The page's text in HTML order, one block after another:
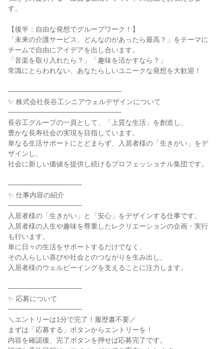
す。
【後半：自由な発想でグループワーク！】
「未来の介護サービス、どんなのがあったら最高？」をテーマに
チームで自由にアイデアを出し合います。
「音楽を取り入れたら？」「趣味を活かすなら？」
常識にとらわれない、あなたらしいユニークな発想を大歓迎！
───────────────────────
✨ 株式会社長谷工シニアウェルデザインについて
───────────────────────
長谷工グループの一員として、「上質な生活」を創造し、
豊かな長寿社会の実現を目指しています。
単なる生活サポートにとどまらず、入居者様の「生きがい」をデ
ザインし、
社会に新しい価値を提供し続けるプロフェッショナル集団です。
───────────────
✨ 仕事内容の紹介
───────────────
入居者様の「生きがい」と「安心」をデザインする仕事です。
入居者様の人生や趣味を尊重したレクリエーションの企画・実行
も行います。
単に日々の生活をサポートするだけでなく、
その人らしい喜びや社会とのつながりを生み出し、
入居者様のウェルビーイングを支えることに注力します。
───────────────
✨ 応募について
───────────────
＼エントリーは1分で完了！履歴書不要／
まずは「応募する」ボタンからエントリーを！
内容を確認後、完了ボタンを押せば応募完了です。